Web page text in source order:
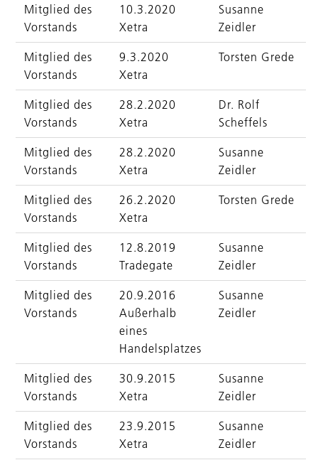
Mitglied des
Vorstands
10.3.2020
Xetra
Susanne
Zeidler
Mitglied des
Vorstands
9.3.2020
Xetra
Torsten Grede
Mitglied des
Vorstands
28.2.2020
Xetra
Dr. Rolf
Scheffels
Mitglied des
Vorstands
28.2.2020
Xetra
Susanne
Zeidler
Mitglied des
Vorstands
26.2.2020
Xetra
Torsten Grede
Mitglied des
Vorstands
12.8.2019
Tradegate
Susanne
Zeidler
Mitglied des
Vorstands
20.9.2016
Außerhalb
eines
Handelsplatzes
Susanne
Zeidler
Mitglied des
Vorstands
30.9.2015
Xetra
Susanne
Zeidler
Mitglied des
Vorstands
23.9.2015
Xetra
Susanne
Zeidler